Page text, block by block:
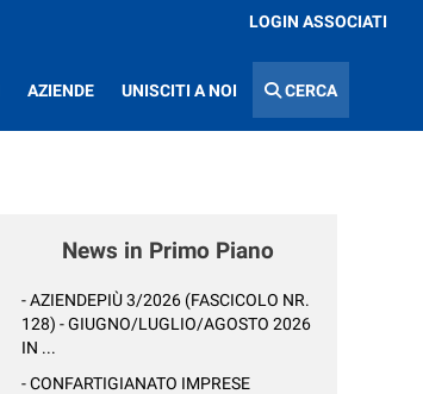
LOGIN ASSOCIATI
AZIENDE UNISCITI A NOI CERCA
News in Primo Piano
- AZIENDEPIÙ 3/2026 (FASCICOLO NR.
128) - GIUGNO/LUGLIO/AGOSTO 2026
IN ...
- CONFARTIGIANATO IMPRESE